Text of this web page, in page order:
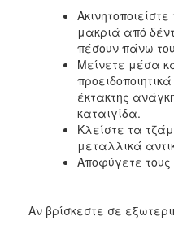
μακριά από
πέσουν πάνω
Μείνετε μέσα
έκτακτης
καταιγίδα.
Κλείστε τα
μεταλλικά
Αποφύγετε
Αν βρίσκεστε σε